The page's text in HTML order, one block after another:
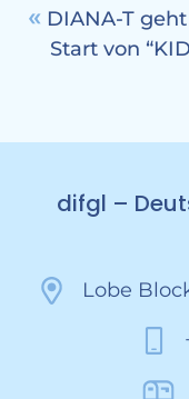
DIANA-T
Start von
difgl –
Lobe